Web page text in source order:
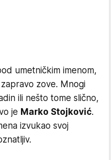
umetničkim imenom,
zove. Mnogi
ili nešto tome slično,
je Marko Stojković.
izvukao svoj